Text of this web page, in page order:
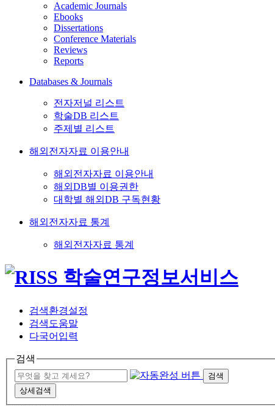
Academic Journals
Ebooks
Dissertations
Conference Materials
Reviews
Reports
Databases & Journals
전자저널 리스트
학술DB 리스트
주제별 리스트
해외전자자료 이용안내
해외전자자료 이용안내
해외DB별 이용권한
대학별 해외DB 구독현황
해외전자자료 통계
해외전자자료 통계
검색환경설정
검색도움말
다국어입력
검색
검색
상세검색